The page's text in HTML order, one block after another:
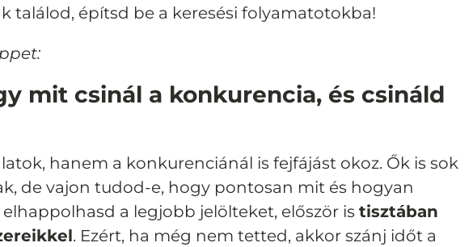
találod, építsd be a keresési folyamatotokba!
mit csinál a konkurencia, és csináld
hanem a konkurenciánál is fejfájást okoz. Ők is sok
de vajon tudod-e, hogy pontosan mit és hogyan
a legjobb jelölteket, először is tisztában
. Ezért, ha még nem tetted, akkor szánj időt a